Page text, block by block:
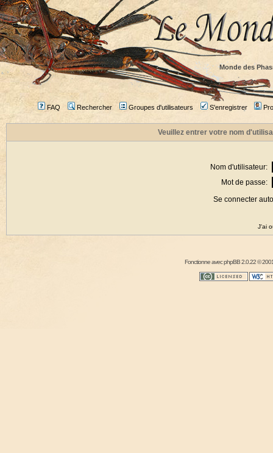
Monde des
FAQ Rechercher Groupes d'utilisateurs S'enregistrer
Veuillez entrer votre nom
Nom d'utilisateur:
Mot de passe:
Se connecter
J'ai
Fonctionne avecphpBB2.0.22 ©